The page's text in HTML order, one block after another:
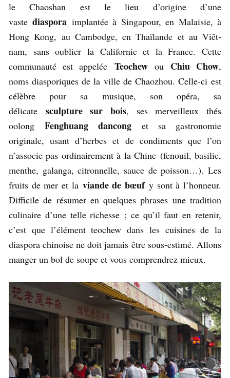
le Chaoshan est le lieu d’origine d’une
vastediaspora implantée à Singapour, en Malaisie, à
Hong Kong, au Cambodge, en Thaïlande et au Viêt-
nam, sans oublier la Californie et la France. Cette
communauté est appelée Teochew ouChiu Chow,
noms diasporiques de la ville de Chaozhou. Celle-ci est
célèbre pour sa musique, son opéra, sa
délicate sculpture sur bois, ses merveilleux thés
oolong Fenghuang dancong et sa gastronomie
originale, usant d’herbes et de condiments que l’on
n’associe pas ordinairement à la Chine (fenouil, basilic,
menthe, galanga, citronnelle, sauce de poisson…). Les
fruits de mer et la viande de bœufy sont à l’honneur.
Difficile de résumer en quelques phrases une tradition
culinaire d’une telle richesse ; ce qu’il faut en retenir,
c’est que l’élément teochew dans les cuisines de la
diaspora chinoise ne doit jamais être sous-estimé. Allons
manger un bol de soupe et vous comprendrez mieux.